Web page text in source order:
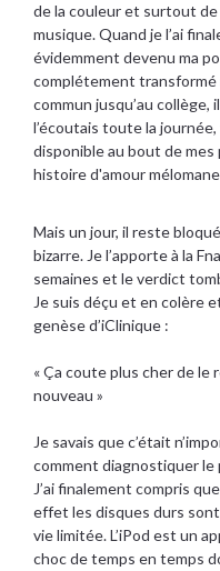
de la couleur et surtout
musique. Quand je l’ai
évidemment devenu ma
complétement transformé
commun jusqu’au collège,
l’écoutais toute la
disponible au bout de
histoire d'amour
Mais un jour, il reste
bizarre. Je l’apporte à la
semaines et le verdict
Je suis déçu et en colère
genèse d’iClinique :
« Ça coute plus cher de le
nouveau »
Je savais que c’était
comment diagnostiquer le
J’ai finalement compris
effet les disques durs
vie limitée. L’iPod est un
choc de temps en temps